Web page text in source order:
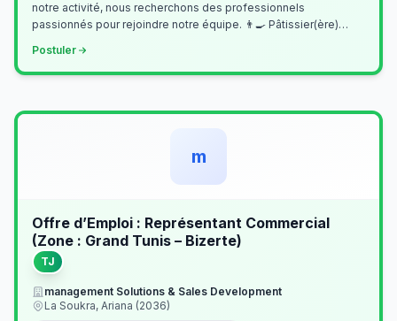
notre activité, nous recherchons des professionnels
passionnés pour rejoindre notre équipe. 👨‍🍳 Pâtissier(ère)
Postuler
m
Offre d’Emploi : Représentant Commercial
(Zone : Grand Tunis – Bizerte)
TJ
management Solutions & Sales Development
La Soukra, Ariana (2036)